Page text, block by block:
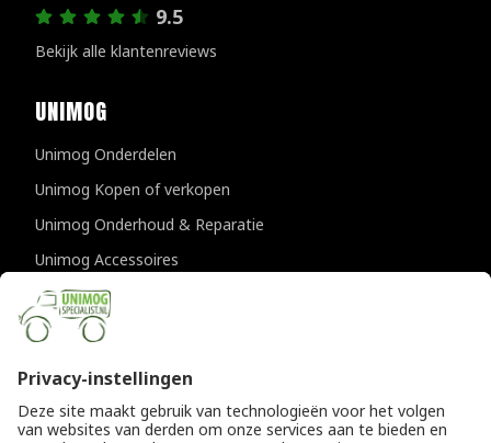
9.5
Bekijk alle klantenreviews
UNIMOG
Unimog Onderdelen
Unimog Kopen of verkopen
Unimog Onderhoud & Reparatie
Unimog Accessoires
Unimog APK-keuringen
CONTACTGEGEVENS
Unimogspecialist
5334 JK Velddriel